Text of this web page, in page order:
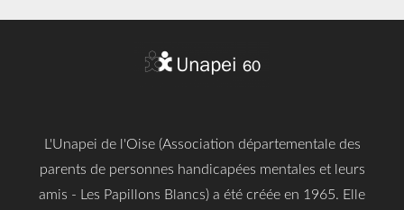
L'Unapei de l'Oise (Association départementale des
parents de personnes handicapées mentales et leurs
amis - Les Papillons Blancs) a été créée en 1965. Elle